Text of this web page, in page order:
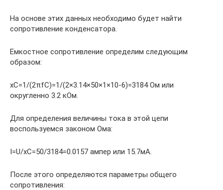
На основе этих данных необходимо будет найти
сопротивление конденсатора.
Емкостное сопротивление определим следующим
образом:
xC=1/(2πfC)=1/(2×3.14×50×1×10-6)=3184 Ом или
округленно 3.2 кОм.
Для определения величины тока в этой цепи
воспользуемся законом Ома:
I=U/xC=50/3184=0.0157 ампер или 15.7мА.
После этого определяются параметры общего
сопротивления: